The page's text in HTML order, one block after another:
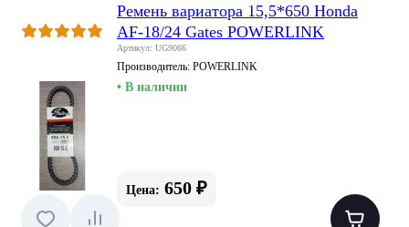
Ремень вариатора 15,5*650 Honda
AF-18/24 Gates POWERLINK
Артикул: UG9066
Производитель: POWERLINK
• В наличии
Цена: 650 ₽